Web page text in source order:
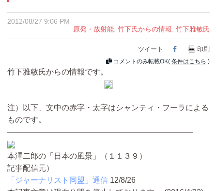
2012/08/27 9:06 PM
原発・放射能 竹下氏からの情報 竹下雅敏氏
ツイート Facebook
印刷
コメントのみ転載OK( 条件はこちら )
竹下雅敏氏からの情報です。
注）以下、文中の赤字・太字はシャンティ・フーラによる
ものです。
————————————————————————
本澤二郎の「日本の風景」（１１３９）
記事配信元）
「ジャーナリスト同盟」通信 12/8/26